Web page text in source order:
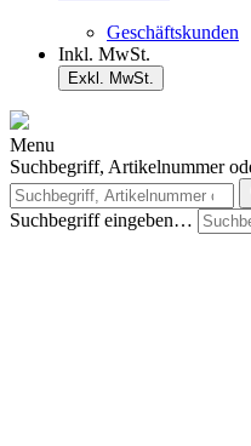
Geschäftskunden
Inkl. MwSt.
Exkl. MwSt.
Menu
Suchbegriff, Artikelnummer
Suchbegriff eingeben…